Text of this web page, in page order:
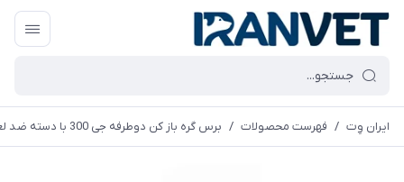
ایران وِت / فهرست محصولات / برس گره باز کن دوطرفه جی 300 با دسته ضد لغزش